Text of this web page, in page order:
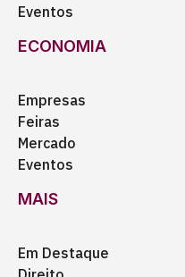
Eventos
ECONOMIA
Empresas
Feiras
Mercado
Eventos
MAIS
Em Destaque